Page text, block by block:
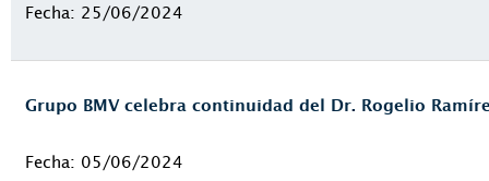
Fecha: 25/06/2024
Grupo BMV celebra continuidad del Dr. Rogelio
Fecha: 05/06/2024